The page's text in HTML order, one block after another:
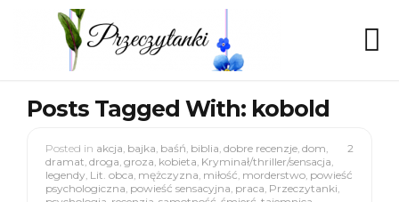
Posts Tagged With: kobold
2
Posted in akcja, bajka, baśń, biblia, dobre recenzje, dom,
dramat, droga, groza, kobieta, Kryminał/thriller/sensacja,
legendy, Lit. obca, mężczyzna, miłość, morderstwo, powieść
psychologiczna, powieść sensacyjna, praca, Przeczytanki,